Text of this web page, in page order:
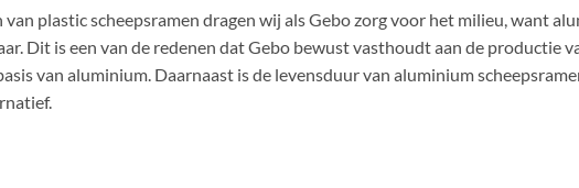
plastic scheepsramen dragen wij als Gebo zorg voor het milieu, want
Dit is een van de redenen dat Gebo bewust vasthoudt aan de productie
van aluminium. Daarnaast is de levensduur van aluminium